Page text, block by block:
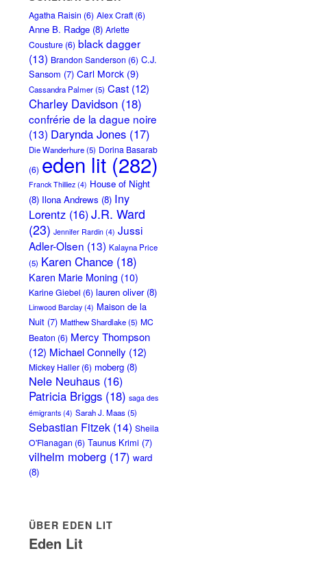
Agatha Raisin (6) Alex Craft (6)
Anne B. Radge (8) Arlette
Cousture (6) black dagger
(13) Brandon Sanderson (6) C.J.
Sansom (7) Carl Morck (9)
Cassandra Palmer(5) Cast (12)
Charley Davidson (18)
confrérie de la dague noire
(13) Darynda Jones (17)
Die Wanderhure(5) Dorina Basarab
(6) eden lit (282)
Franck Thilliez (4) House of Night
(8) Ilona Andrews (8) Iny
Lorentz (16)J.R. Ward
(23) Jennifer Rardin (4) Jussi
Adler-Olsen (13) Kalayna Price
(5) Karen Chance (18)
Karen Marie Moning (10)
Karine Giebel (6) lauren oliver(8)
Linwood Barclay (4) Maison de la
Nuit (7) Matthew Shardlake(5) MC
Beaton (6) Mercy Thompson
(12) Michael Connelly (12)
Mickey Haller (6) moberg (8)
Nele Neuhaus (16)
Patricia Briggs (18) saga des
émigrants (4) Sarah J. Maas(5)
Sebastian Fitzek (14) Sheila
O'Flanagan (6) Taunus Krimi (7)
vilhelm moberg (17) ward
(8)
ÜBER EDEN LIT
Eden Lit